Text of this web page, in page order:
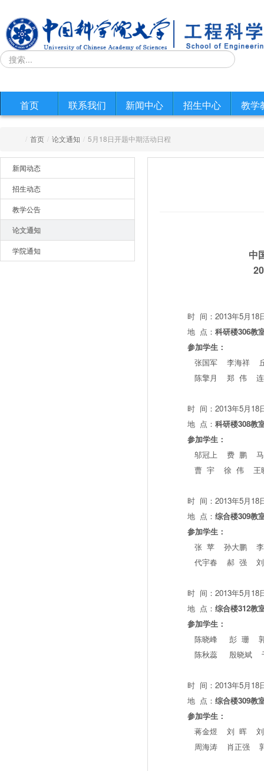
首页 联系我们 新闻中心 招生中心 教学
/ 首页 / 论文通知 / 5月18日开题中期活动日程
新闻动态
招生动态
教学公告
论文通知
学院通知
中国科学院
时 间：2013年5月18
地 点：科研楼306教
参加学生：
张国军 李海祥
陈擎月 郑 伟
时 间：2013年5月18
地 点：科研楼308教
参加学生：
邬冠上 费 鹏
曹 宇 徐 伟 王
时 间：2013年5月18
地 点：综合楼309教
参加学生：
张 苹 孙大鹏
代宇春 郝 强
时 间：2013年5月18
地 点：综合楼312教
参加学生：
陈晓峰 彭 珊
陈秋蕊 殷晓斌
时 间：2013年5月18
地 点：综合楼309教
参加学生：
蒋金煜 刘 晖
周海涛 肖正强